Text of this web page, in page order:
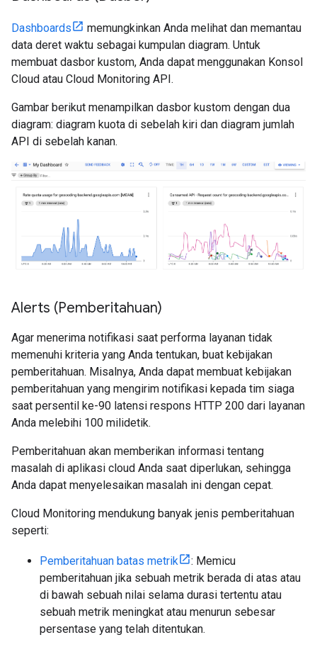
Dashboards
memungkinkan Anda melihat dan memantau
data deret waktu sebagai kumpulan diagram. Untuk
membuat dasbor kustom, Anda dapat menggunakan Konsol
Cloud atau Cloud Monitoring API.
Gambar berikut menampilkan dasbor kustom dengan dua
diagram: diagram kuota di sebelah kiri dan diagram jumlah
API di sebelah kanan.
Alerts (Pemberitahuan)
Agar menerima notifikasi saat performa layanan tidak
memenuhi kriteria yang Anda tentukan, buat kebijakan
pemberitahuan. Misalnya, Anda dapat membuat kebijakan
pemberitahuan yang mengirim notifikasi kepada tim siaga
saat persentil ke-90 latensi respons HTTP 200 dari layanan
Anda melebihi 100 milidetik.
Pemberitahuan akan memberikan informasi tentang
masalah di aplikasi cloud Anda saat diperlukan, sehingga
Anda dapat menyelesaikan masalah ini dengan cepat.
Cloud Monitoring mendukung banyak jenis pemberitahuan
seperti:
Pemberitahuan batas metrik
: Memicu
pemberitahuan jika sebuah metrik berada di atas atau
di bawah sebuah nilai selama durasi tertentu atau
sebuah metrik meningkat atau menurun sebesar
persentase yang telah ditentukan.